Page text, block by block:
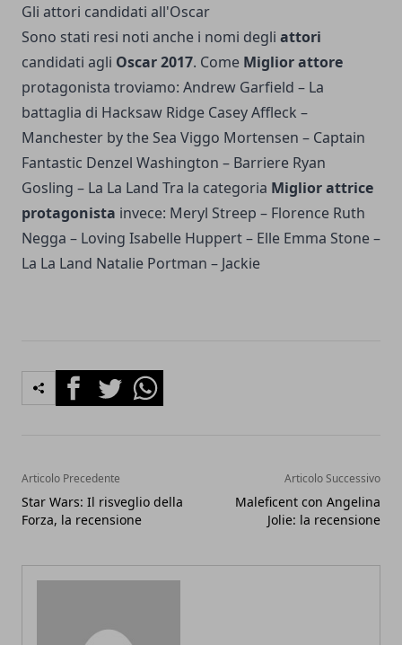
Gli attori candidati all'Oscar
Sono stati resi noti anche i nomi degli attori
candidati agli Oscar 2017. Come Miglior attore
protagonista troviamo: Andrew Garfield – La
battaglia di Hacksaw Ridge Casey Affleck –
Manchester by the Sea Viggo Mortensen – Captain
Fantastic Denzel Washington – Barriere Ryan
Gosling – La La Land Tra la categoria Miglior attrice
protagonista invece: Meryl Streep – Florence Ruth
Negga – Loving Isabelle Huppert – Elle Emma Stone –
La La Land Natalie Portman – Jackie
FacebookTwitterWhatsapp
Articolo Precedente
Star Wars: Il risveglio della
Forza, la recensione
Articolo Successivo
Maleficent con Angelina
Jolie: la recensione